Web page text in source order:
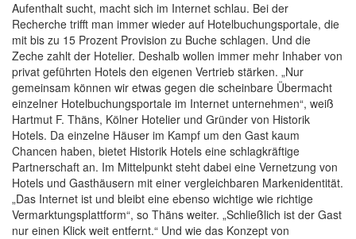
Aufenthalt sucht, macht sich im Internet schlau. Bei der
Recherche trifft man immer wieder auf Hotelbuchungsportale, die
mit bis zu 15 Prozent Provision zu Buche schlagen. Und die
Zeche zahlt der Hotelier. Deshalb wollen immer mehr Inhaber von
privat geführten Hotels den eigenen Vertrieb stärken. „Nur
gemeinsam können wir etwas gegen die scheinbare Übermacht
einzelner Hotelbuchungsportale im Internet unternehmen“, weiß
Hartmut F. Thäns, Kölner Hotelier und Gründer von Historik
Hotels. Da einzelne Häuser im Kampf um den Gast kaum
Chancen haben, bietet Historik Hotels eine schlagkräftige
Partnerschaft an. Im Mittelpunkt steht dabei eine Vernetzung von
Hotels und Gasthäusern mit einer vergleichbaren Markenidentität.
„Das Internet ist und bleibt eine ebenso wichtige wie richtige
Vermarktungsplattform“, so Thäns weiter. „Schließlich ist der Gast
nur einen Klick weit entfernt.“ Und wie das Konzept von